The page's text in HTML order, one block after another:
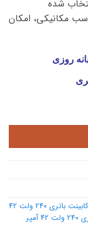
شده
مکانیکی، امکان
روزی
فروش کابینت باتری 240 ولت 42